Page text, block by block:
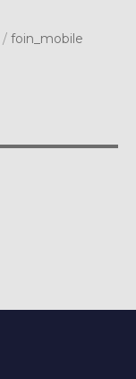
/ foin_mobile